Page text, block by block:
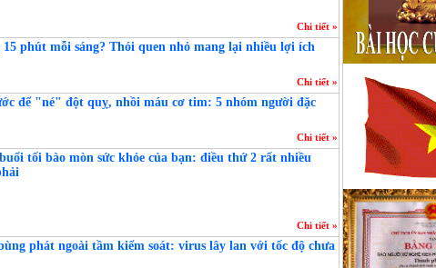
Chi tiết »
15 phút mỗi sáng? Thói quen nhỏ mang lại nhiều lợi ích
Chi tiết »
để "né" đột quỵ, nhồi máu cơ tim: 5 nhóm người đặc
Chi tiết »
tối bào mòn sức khỏe của bạn: điều thứ 2 rất nhiều
Chi tiết »
phát ngoài tầm kiểm soát: virus lây lan với tốc độ chưa